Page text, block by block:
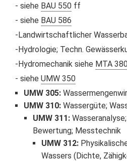
siehe BAU 550ff
siehe BAU 586
Landwirtschaftlicher
Hydrologie; Techn.
Hydromechanik siehe MTA
siehe UMW 350
UMW 305:
UMW 310: Wassergüte;
UMW 311:
Bewertung; Messtechnik
UMW 312:
Wassers (Dichte,